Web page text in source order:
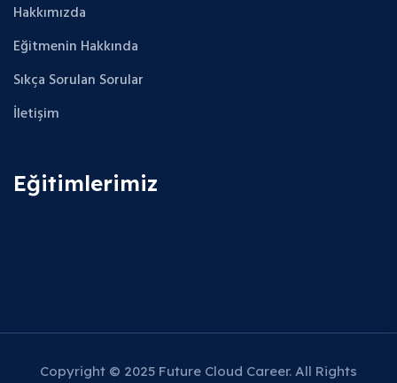
Hakkımızda
Eğitmenin Hakkında
Sıkça Sorulan Sorular
İletişim
Eğitimlerimiz
Copyright © 2025 Future Cloud Career. All Rights